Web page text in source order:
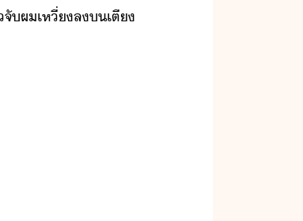
ผ​เหี่​ล​​เตี​